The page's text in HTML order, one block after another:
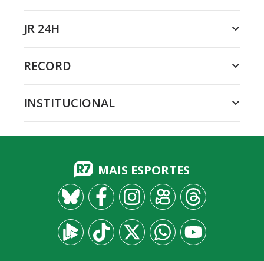
JR 24H
RECORD
INSTITUCIONAL
MAIS ESPORTES